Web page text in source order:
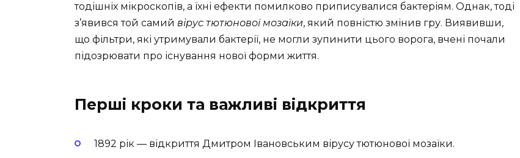
тодішніх мікроскопів, а їхні ефекти помилково приписувалися бактеріям. Однак, тоді
з’явився той самий вірус тютюнової мозаїки, який повністю змінив гру. Виявивши,
що фільтри, які утримували бактерії, не могли зупинити цього ворога, вчені почали
підозрювати про існування нової форми життя.
Перші кроки та важливі відкриття
1892 рік — відкриття Дмитром Івановським вірусу тютюнової мозаїки.